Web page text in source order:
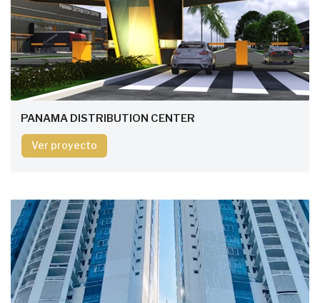
PANAMA DISTRIBUTION CENTER
Ver proyecto